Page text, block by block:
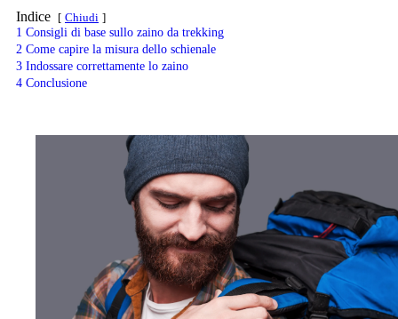
Indice Chiudi
1 Consigli di base sullo zaino da trekking
2 Come capire la misura dello schienale
3 Indossare correttamente lo zaino
4 Conclusione